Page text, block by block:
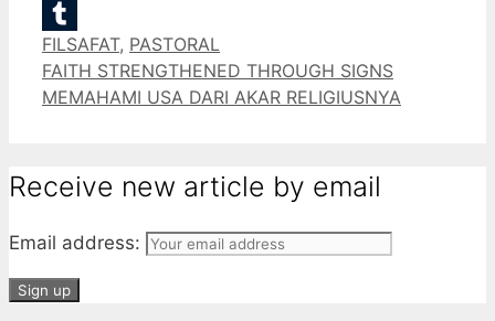
Email
Tumblr
Categories
FILSAFAT, PASTORAL
FAITH STRENGTHENED THROUGH SIGNS
MEMAHAMI USA DARI AKAR RELIGIUSNYA
Receive new article by email
Email address: